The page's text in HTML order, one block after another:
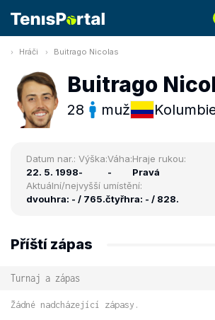
Hráči Buitrago Nicolas
Buitrago
28 muž
Datum nar.:
22. 5. 1998
Výška:
-
Váha:
-
Hraje rukou:
Pravá
Aktuální/nejvyšší umístění:
dvouhra: - / 765.čtyřhra: - / 828.
Příští zápas
Turnaj a zápas
Žádné nadcházející zápasy.